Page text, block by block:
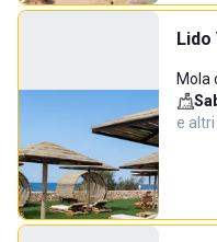
Lido
Mola
e altri